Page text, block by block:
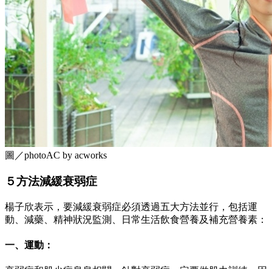
圖／photoAC by acworks
５方法減緩衰弱症
楊子欣表示，要減緩衰弱症必須透過五大方法並行，包括運
動、減藥、精神狀況監測、日常生活飲食營養及補充營養素：
一、運動：